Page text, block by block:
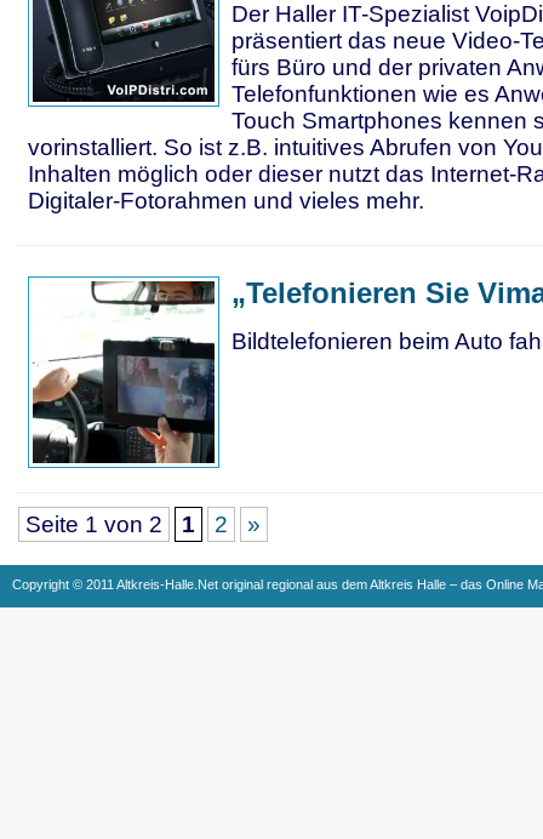
Der Haller IT-Spezialist
präsentiert das neue Video-
fürs Büro und der privaten
Telefonfunktionen wie es
Touch Smartphones kennen
vorinstalliert. So ist z.B. intuitives Abrufen von
Inhalten möglich oder dieser nutzt das Internet-
Digitaler-Fotorahmen und vieles mehr.
„Telefonieren Sie
Bildtelefonieren beim Auto
Seite 1 von 2 1 2 »
Copyright © 2011 Altkreis-Halle.Net original regional aus dem Altkreis Halle – das Online